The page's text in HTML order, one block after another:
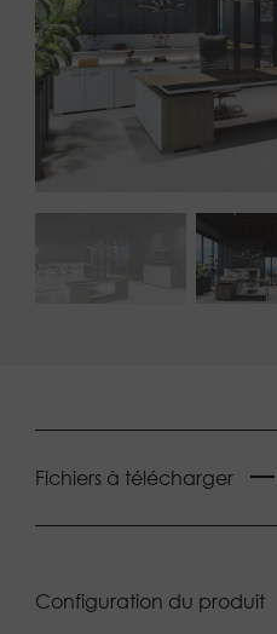
Fichiers à télécharger
Configuration du produit